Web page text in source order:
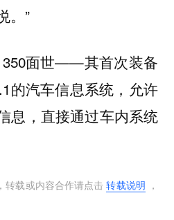
。”
350面世——其首次装备
的汽车信息系统，允许
息，直接通过车内系统
转载或内容合作请点击转载说明 ，